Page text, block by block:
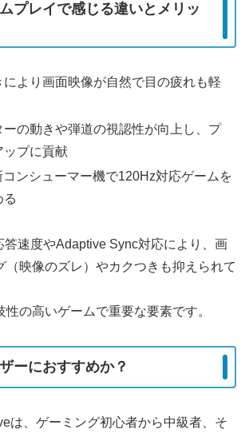
プレイで感じる違いとメリッ
により画面映像が自然で目の疲れも軽
ーの動きや弾道の視認性が向上し、プ
ップに貢献
コンシューマー機で120Hz対応ゲームを
る
答速度やAdaptive Sync対応により、画
（映像のズレ）やカクつきも抑えられて
性の高いゲームで重要な要素です。
ーにおすすめか？
は、ゲーミング初心者から中級者、そ